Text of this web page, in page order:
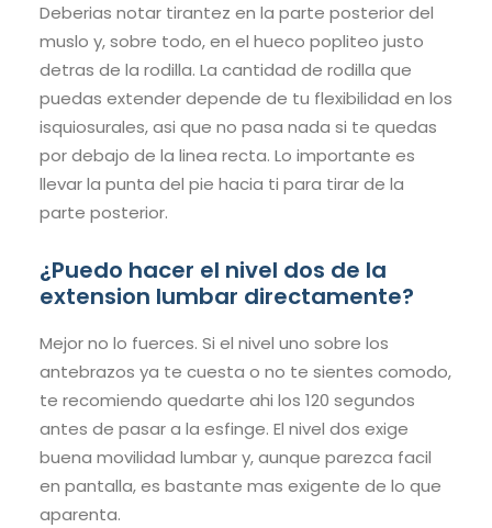
Deberias notar tirantez en la parte posterior del
muslo y, sobre todo, en el hueco popliteo justo
detras de la rodilla. La cantidad de rodilla que
puedas extender depende de tu flexibilidad en los
isquiosurales, asi que no pasa nada si te quedas
por debajo de la linea recta. Lo importante es
llevar la punta del pie hacia ti para tirar de la
parte posterior.
¿Puedo hacer el nivel dos de la
extension lumbar directamente?
Mejor no lo fuerces. Si el nivel uno sobre los
antebrazos ya te cuesta o no te sientes comodo,
te recomiendo quedarte ahi los 120 segundos
antes de pasar a la esfinge. El nivel dos exige
buena movilidad lumbar y, aunque parezca facil
en pantalla, es bastante mas exigente de lo que
aparenta.